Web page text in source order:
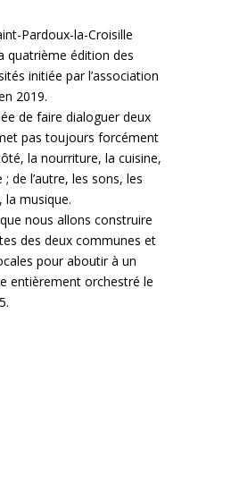
Pardoux-la-Croisille
quatrième édition des
initiée par l’association
2019.
de faire dialoguer deux
pas toujours forcément
la nourriture, la cuisine,
de l’autre, les sons, les
la musique.
nous allons construire
des deux communes et
pour aboutir à un
entièrement orchestré le